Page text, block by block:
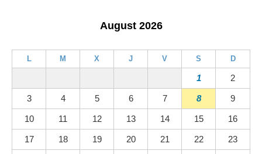
August 2026
L M X J V S D
1 2
3 4 5 6 7 8 9
10 11 12 13 14 15 16
17 18 19 20 21 22 23